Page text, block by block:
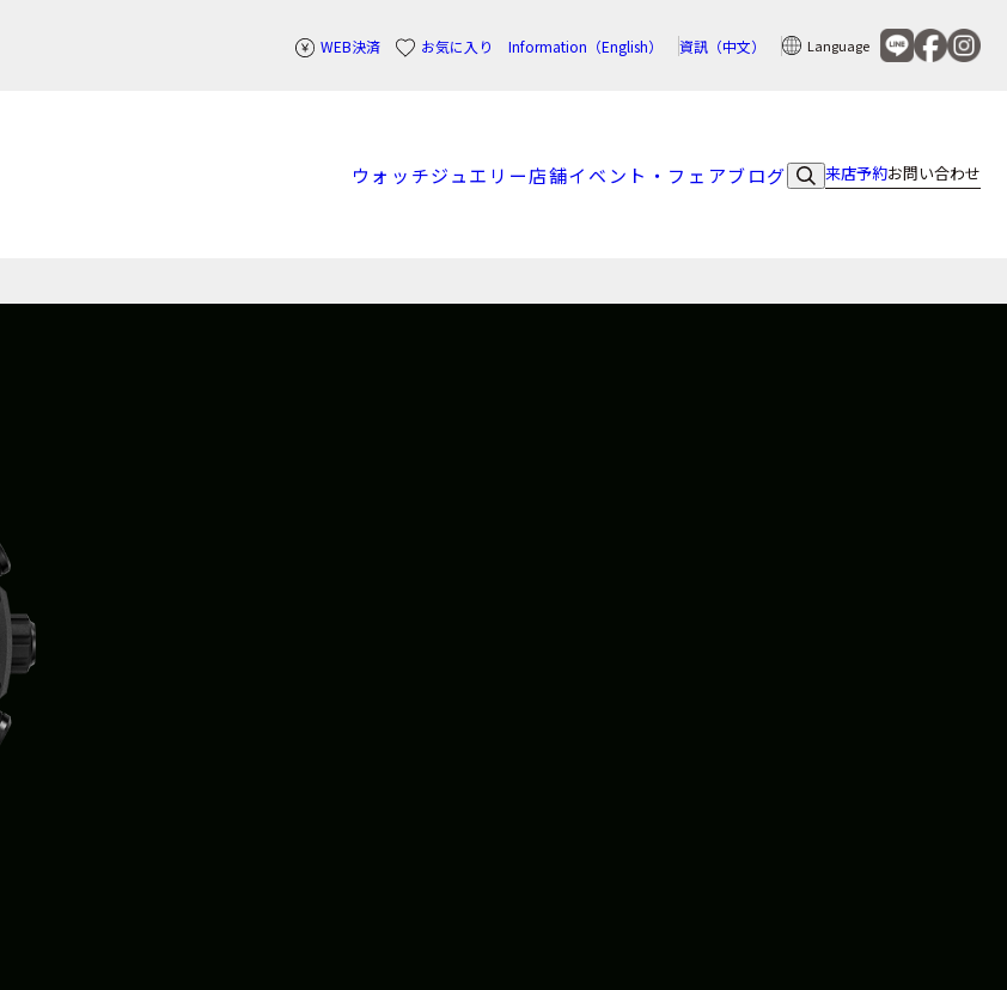
WEB決済 お気に入り Information（English） 資訊（中文） Language
ウォッチジュエリー店舗イベント・フェアブログ 来店予約お問い合わせ